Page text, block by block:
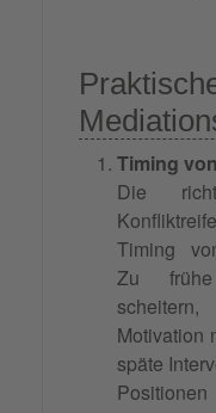
Timing von
Die
Timing
Zu frühe
Motivation
späte